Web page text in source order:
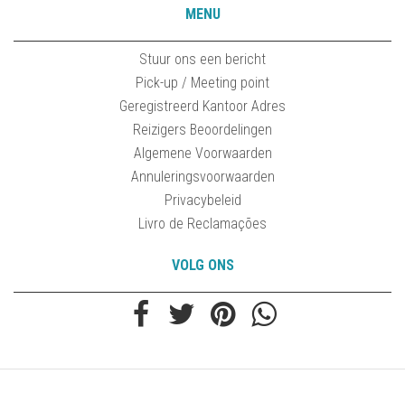
MENU
Stuur ons een bericht
Pick-up / Meeting point
Geregistreerd Kantoor Adres
Reizigers Beoordelingen
Algemene Voorwaarden
Annuleringsvoorwaarden
Privacybeleid
Livro de Reclamações
VOLG ONS